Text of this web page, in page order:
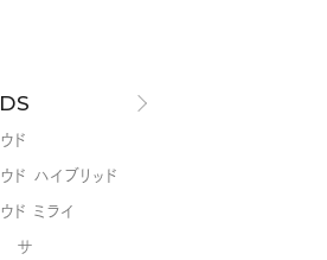
ド
ド ハイブリッド
ド ミライ
サ